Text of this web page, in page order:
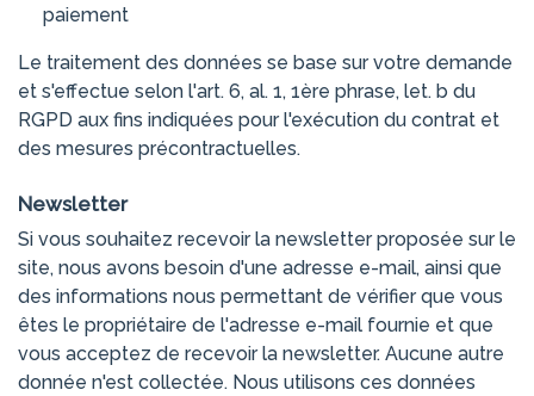
paiement
Le traitement des données se base sur votre demande
et s'effectue selon l'art. 6, al. 1, 1ère phrase, let. b du
RGPD aux fins indiquées pour l'exécution du contrat et
des mesures précontractuelles.
Newsletter
Si vous souhaitez recevoir la newsletter proposée sur le
site, nous avons besoin d'une adresse e-mail, ainsi que
des informations nous permettant de vérifier que vous
êtes le propriétaire de l'adresse e-mail fournie et que
vous acceptez de recevoir la newsletter. Aucune autre
donnée n'est collectée. Nous utilisons ces données